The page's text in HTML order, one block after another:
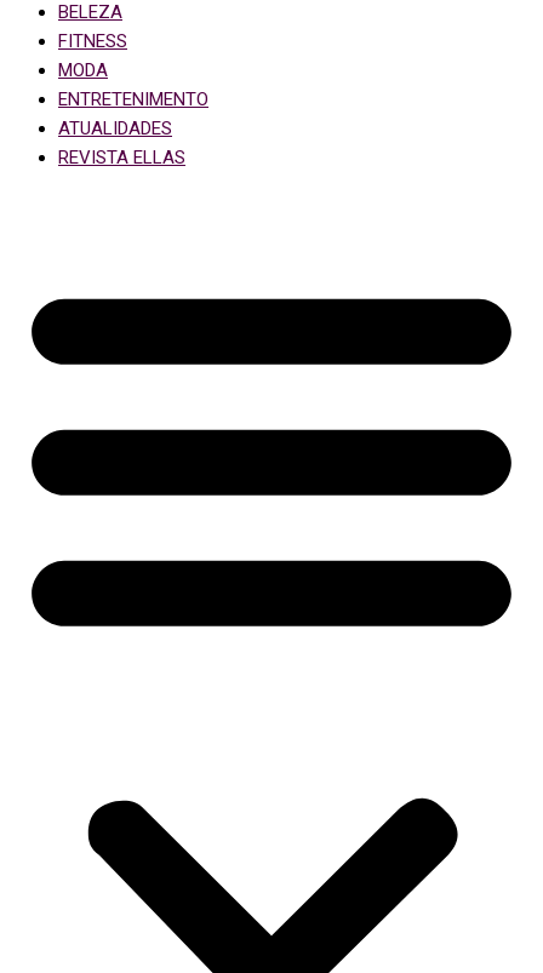
BELEZA
FITNESS
MODA
ENTRETENIMENTO
ATUALIDADES
REVISTA ELLAS